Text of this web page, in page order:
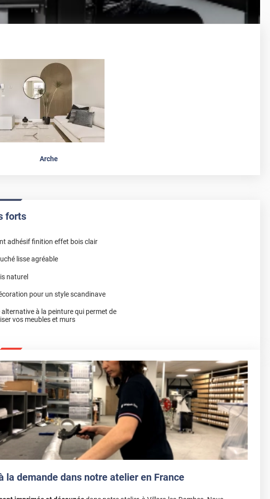
Arche
forts
adhésif finition effet bois clair
lisse agréable
naturel
pour un style scandinave
alternative à la peinture qui permet de
vos meubles et murs
la demande dans notre atelier en France